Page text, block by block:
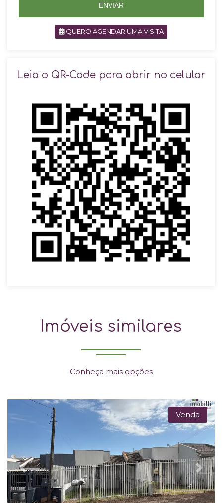
ENVIAR
QUERO AGENDAR UMA VISITA
Leia o QR-Code para abrir no celular
Imóveis similares
Conheça mais opções
Previous Next
Venda